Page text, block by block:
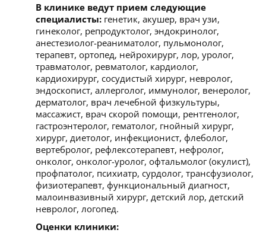
В клинике ведут прием следующие
специалисты: генетик, акушер, врач узи,
гинеколог, репродуктолог, эндокринолог,
анестезиолог-реаниматолог, пульмонолог,
терапевт, ортопед, нейрохирург, лор, уролог,
травматолог, ревматолог, кардиолог,
кардиохирург, сосудистый хирург, невролог,
эндоскопист, аллерголог, иммунолог, венеролог,
дерматолог, врач лечебной физкультуры,
массажист, врач скорой помощи, рентгенолог,
гастроэнтеролог, гематолог, гнойный хирург,
хирург, диетолог, инфекционист, флеболог,
вертебролог, рефлексотерапевт, нефролог,
онколог, онколог-уролог, офтальмолог (окулист),
профпатолог, психиатр, сурдолог, трансфузиолог,
физиотерапевт, функциональный диагност,
малоинвазивный хирург, детский лор, детский
невролог, логопед.
Оценки клиники: